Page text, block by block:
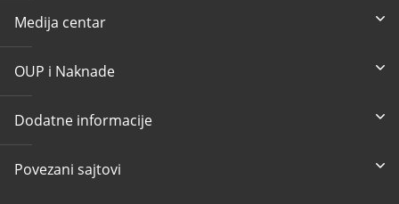
Medija centar
OUP i Naknade
Dodatne informacije
Povezani sajtovi